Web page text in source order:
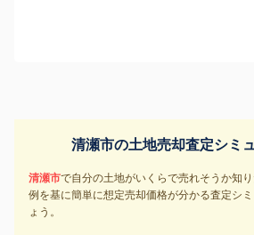
清瀬市の土地売却査定シミ
清瀬市で自分の土地がいくらで売れそうか知
例を基に簡単に想定売却価格が分かる査定シ
ょう。